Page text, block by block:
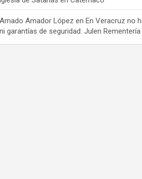
Amado Amador López enEn Veracruz no
ni garantías de seguridad: Julen Rementería